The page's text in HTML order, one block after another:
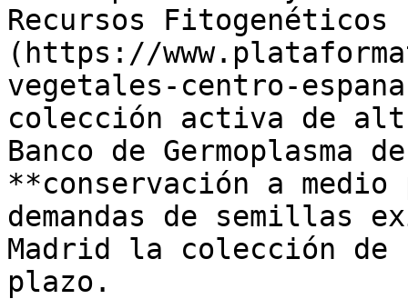
Recursos Fitogenéticos
(https://
vegetales-centro-
colección activa de
Banco de Germoplasma
**conservación a
demandas de semillas
Madrid la colección de
plazo.